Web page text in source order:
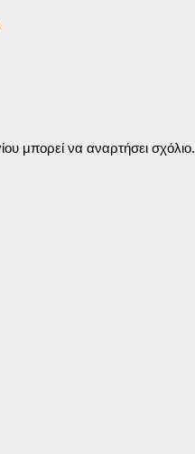
μπορεί να αναρτήσει σχόλιο.